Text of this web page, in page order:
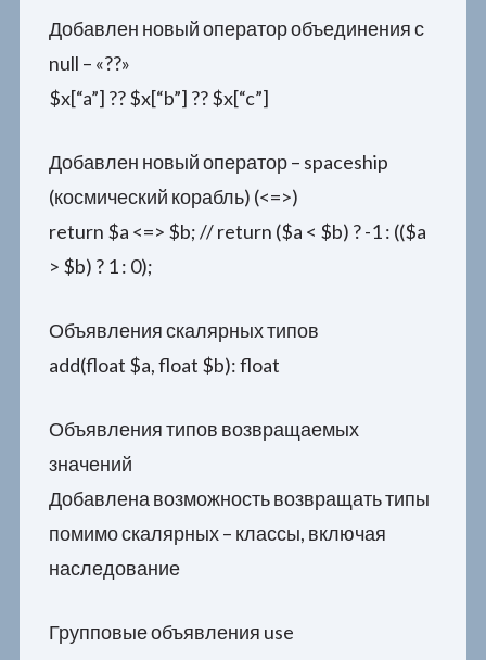
Добавлен новый оператор объединения с
null – «??»
$x[“a”] ?? $x[“b”] ?? $x[“c”]
Добавлен новый оператор – spaceship
(космический корабль) (<=>)
return $a <=> $b; // return ($a < $b) ? -1 : (($a
> $b) ? 1 : 0);
Объявления скалярных типов
add(float $a, float $b): float
Объявления типов возвращаемых
значений
Добавлена возможность возвращать типы
помимо скалярных – классы, включая
наследование
Групповые объявления use